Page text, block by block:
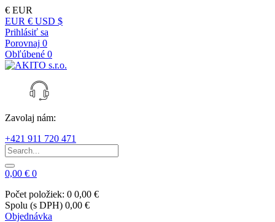
€ EUR
EUR € USD $
Prihlásiť sa
Porovnaj 0
Obľúbené 0
Zavolaj nám:
+421 911 720 471
0,00 € 0
Počet položiek: 0 0,00 €
Spolu (s DPH) 0,00 €
Objednávka